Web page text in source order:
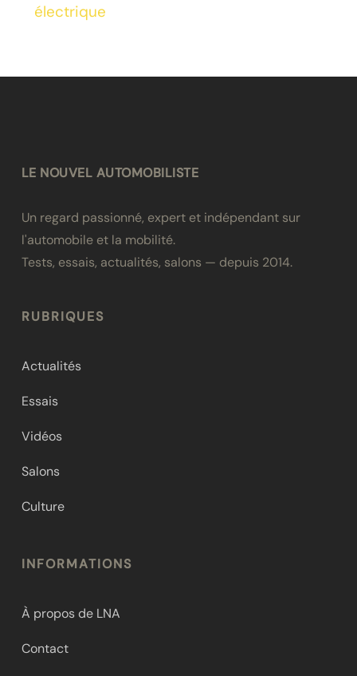
électrique
LE NOUVEL AUTOMOBILISTE
Un regard passionné, expert et indépendant sur
l'automobile et la mobilité.
Tests, essais, actualités, salons — depuis 2014.
RUBRIQUES
Actualités
Essais
Vidéos
Salons
Culture
INFORMATIONS
À propos de LNA
Contact